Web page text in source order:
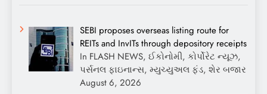
SEBI proposes overseas listing route for
REITs and InvITs through depository receipts
In FLASH NEWS, ઈકોનોમી, કોર્પોરેટ ન્યૂઝ,
પર્સનલ ફાઇનાન્સ, મ્યુચ્યુઅલ ફંડ, શેર બજાર
August 6, 2026